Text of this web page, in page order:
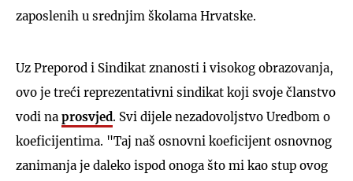
zaposlenih u srednjim školama Hrvatske.
Uz Preporod i Sindikat znanosti i visokog obrazovanja,
ovo je treći reprezentativni sindikat koji svoje članstvo
vodi na prosvjed. Svi dijele nezadovoljstvo Uredbom o
koeficijentima. "Taj naš osnovni koeficijent osnovnog
zanimanja je daleko ispod onoga što mi kao stup ovog